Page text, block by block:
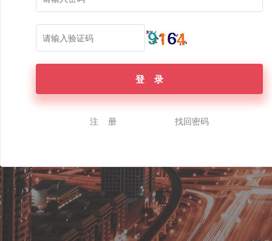
登 录
注 册 找回密码